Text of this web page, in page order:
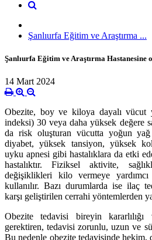
Şanlıurfa Eğitim ve Araştırma ...
Şanlıurfa Eğitim ve Araştırma Hastanesine
14 Mart 2024
Obezite, boy ve kiloya dayalı vücut
indeksi) 30 veya daha yüksek değere
da risk oluşturan vücutta yoğun yağ
diyabet, yüksek tansiyon, yüksek
uyku apnesi gibi hastalıklara da etki
hastalıktır. Fiziksel aktivite,
değişiklikleri kilo vermeye
kullanılır. Bazı durumlarda ise ilaç
karşı geliştirilen cerrahi yöntemlerden
Obezite tedavisi bireyin kararlılığı
gerektiren, tedavisi zorunlu, uzun ve
Bu nedenle obezite tedavisinde hekim,